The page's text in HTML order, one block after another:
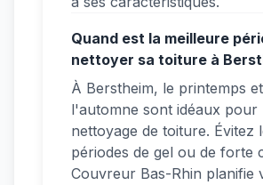
Quand est la meilleure
nettoyer sa toiture à
À Berstheim, le printemps et
l'automne sont idéaux pour
nettoyage de toiture. Évitez
périodes de gel ou de forte
Couvreur Bas-Rhin planifie